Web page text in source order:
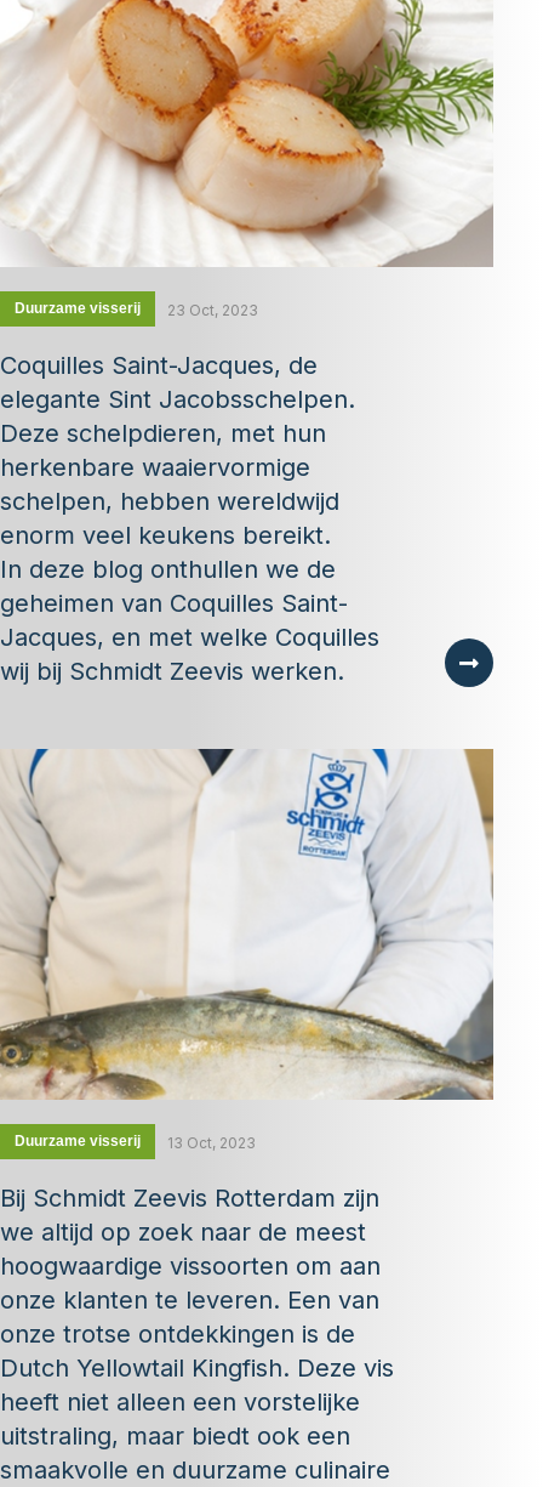
Duurzame visserij 23 Oct, 2023
Coquilles Saint-Jacques, de
elegante Sint Jacobsschelpen.
Deze schelpdieren, met hun
herkenbare waaiervormige
schelpen, hebben wereldwijd
enorm veel keukens bereikt.
In deze blog onthullen we de
geheimen van Coquilles Saint-
Jacques, en met welke Coquilles
wij bij Schmidt Zeevis werken.
Duurzame visserij 13 Oct, 2023
Bij Schmidt Zeevis Rotterdam zijn
we altijd op zoek naar de meest
hoogwaardige vissoorten om aan
onze klanten te leveren. Een van
onze trotse ontdekkingen is de
Dutch Yellowtail Kingfish. Deze vis
heeft niet alleen een vorstelijke
uitstraling, maar biedt ook een
smaakvolle en duurzame culinaire